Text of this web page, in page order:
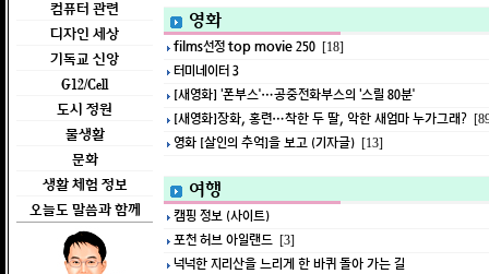
컴퓨터 관련
디자인 세상
기독교 신앙
G12/Cell
도시 정원
물생활
문화
생활 체험 정보
오늘도 말씀과 함께
영화
films선정 top movie 250 [18]
터미네이터 3
[새영화] ‘폰부스’…공중전화부스의 ‘스릴 80분’
[새영화]장화, 홍련…착한 두 딸, 악한 새엄마 누가그래?
영화 [살인의 추억]을 보고 (기자글) [13]
여행
캠핑 정보 (사이트)
포천 허브 아일랜드 [3]
넉넉한 지리산을 느리게 한 바퀴 돌아 가는 길